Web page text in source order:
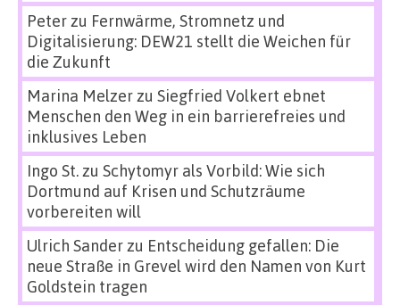
Peterzu Fernwärme, Stromnetz und
Digitalisierung: DEW21 stellt die Weichen für
die Zukunft
Marina Melzerzu Siegfried Volkert ebnet
Menschen den Weg in ein barrierefreies und
inklusives Leben
Ingo St.zu Schytomyr als Vorbild: Wie sich
Dortmund auf Krisen und Schutzräume
vorbereiten will
Ulrich Sanderzu Entscheidung gefallen: Die
neue Straße in Grevel wird den Namen von Kurt
Goldstein tragen